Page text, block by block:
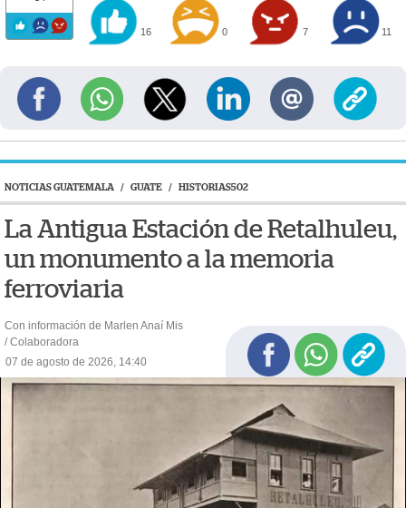
16 0 7 11
NOTICIAS GUATEMALA / GUATE / HISTORIAS502
La Antigua Estación de Retalhuleu,
un monumento a la memoria
ferroviaria
Con información de Marlen Anaí Mis
/ Colaboradora
07 de agosto de 2026, 14:40